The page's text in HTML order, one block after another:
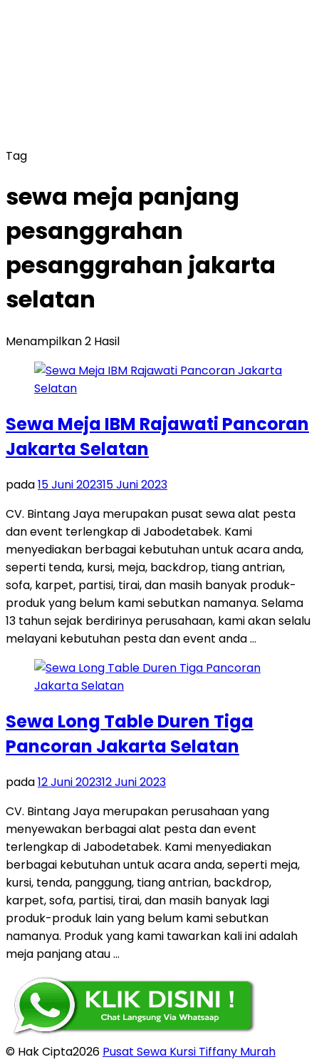
Tag
sewa meja panjang
pesanggrahan
pesanggrahan jakarta
selatan
Menampilkan 2 Hasil
Sewa Meja IBM Rajawati Pancoran
Jakarta Selatan
pada15 Juni 202315 Juni 2023
CV. Bintang Jaya merupakan pusat sewa alat pesta
dan event terlengkap di Jabodetabek. Kami
menyediakan berbagai kebutuhan untuk acara anda,
seperti tenda, kursi, meja, backdrop, tiang antrian,
sofa, karpet, partisi, tirai, dan masih banyak produk-
produk yang belum kami sebutkan namanya. Selama
13 tahun sejak berdirinya perusahaan, kami akan selalu
melayani kebutuhan pesta dan event anda …
Sewa Long Table Duren Tiga
Pancoran Jakarta Selatan
pada12 Juni 202312 Juni 2023
CV. Bintang Jaya merupakan perusahaan yang
menyewakan berbagai alat pesta dan event
terlengkap di Jabodetabek. Kami menyediakan
berbagai kebutuhan untuk acara anda, seperti meja,
kursi, tenda, panggung, tiang antrian, backdrop,
karpet, sofa, partisi, tirai, dan masih banyak lagi
produk-produk lain yang belum kami sebutkan
namanya. Produk yang kami tawarkan kali ini adalah
meja panjang atau …
© Hak Cipta2026 Pusat Sewa Kursi Tiffany Murah